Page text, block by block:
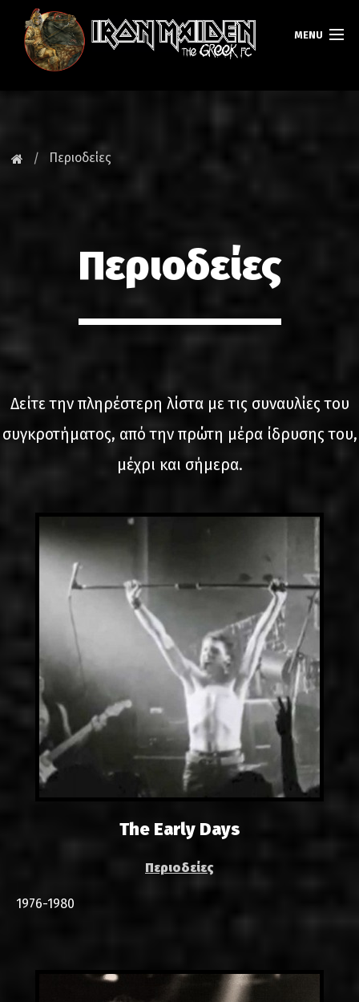
MENU
TOURS
ΕΠΙΚΟΙΝΩΝΙΑ
GR
EN
Περιοδείες
Περιοδείες
Δείτε την πληρέστερη λίστα με τις συναυλίες του
συγκροτήματος, από την πρώτη μέρα ίδρυσης του,
μέχρι και σήμερα.
The Early Days
Περιοδείες
1976-1980